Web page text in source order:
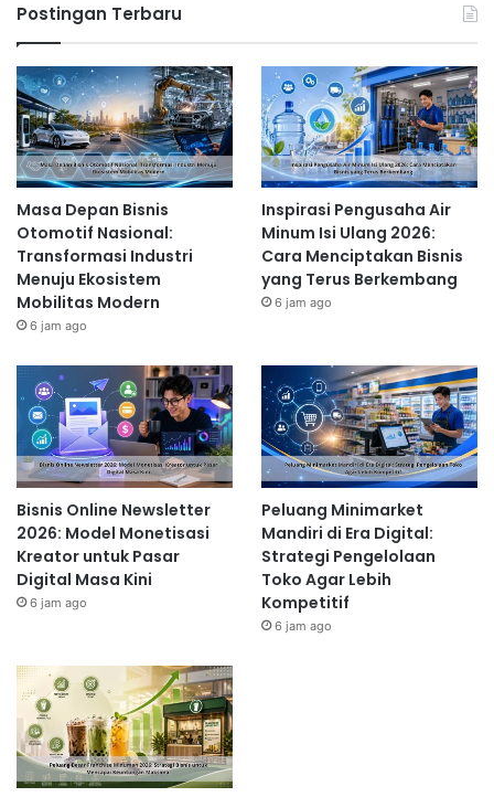
Postingan Terbaru
Masa Depan Bisnis
Otomotif Nasional:
Transformasi Industri
Menuju Ekosistem
Mobilitas Modern
6 jam ago
Inspirasi Pengusaha Air
Minum Isi Ulang 2026:
Cara Menciptakan Bisnis
yang Terus Berkembang
6 jam ago
Bisnis Online Newsletter
2026: Model Monetisasi
Kreator untuk Pasar
Digital Masa Kini
6 jam ago
Peluang Minimarket
Mandiri di Era Digital:
Strategi Pengelolaan
Toko Agar Lebih
Kompetitif
6 jam ago